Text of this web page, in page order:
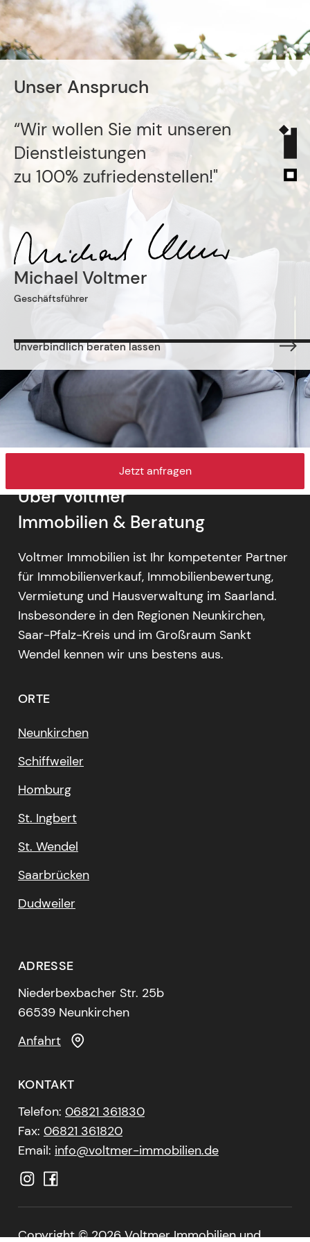
Unser Anspruch
“Wir wollen Sie mit unseren
Dienstleistungen
zu 100% zufriedenstellen!"
Michael Voltmer
Geschäftsführer
Unverbindlich beraten lassen
Jetzt anfragen
Über Voltmer
Immobilien & Beratung
Voltmer Immobilien ist Ihr kompetenter Partner
für Immobilienverkauf, Immobilienbewertung,
Vermietung und Hausverwaltung im Saarland.
Insbesondere in den Regionen Neunkirchen,
Saar-Pfalz-Kreis und im Großraum Sankt
Wendel kennen wir uns bestens aus.
ORTE
Neunkirchen
Schiffweiler
Homburg
St. Ingbert
St. Wendel
Saarbrücken
Dudweiler
ADRESSE
Niederbexbacher Str. 25b
66539 Neunkirchen
Anfahrt
KONTAKT
Telefon: 06821 361830
Fax: 06821 361820
Email: info@voltmer-immobilien.de
Copyright ©2026 Voltmer Immobilien und